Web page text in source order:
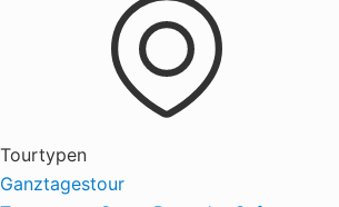
Tourtypen
Ganztagestour